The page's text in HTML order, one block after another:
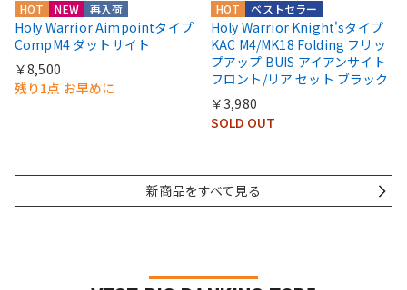
HOT NEW 再入荷
Holy Warrior Aimpointタイプ
CompM4 ダットサイト
￥8,500
残り1点 お早めに
HOT ベストセラー
Holy Warrior Knight'sタイプ
KAC M4/MK18 Folding フリッ
プアップ BUIS アイアンサイト
フロント/リア セット ブラック
￥3,980
SOLD OUT
新商品をすべて見る